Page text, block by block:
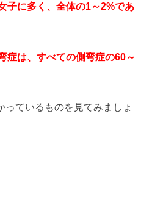
子に多く、全体の1～2%であ
症は、すべての側弯症の60～
っているものを見てみましょ